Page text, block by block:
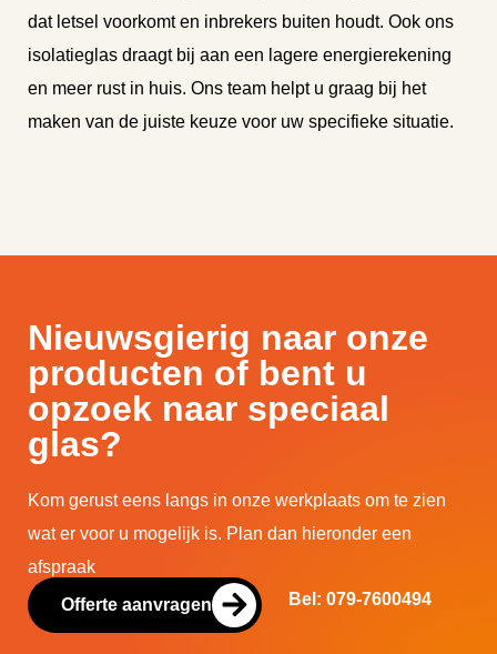
dat letsel voorkomt en inbrekers buiten houdt. Ook ons
isolatieglas draagt bij aan een lagere energierekening
en meer rust in huis. Ons team helpt u graag bij het
maken van de juiste keuze voor uw specifieke situatie.
Nieuwsgierig naar onze
producten of bent u
opzoek naar speciaal
glas?
Kom gerust eens langs in onze werkplaats om te zien
wat er voor u mogelijk is. Plan dan hieronder een
afspraak
Offerte aanvragen Bel: 079-7600494